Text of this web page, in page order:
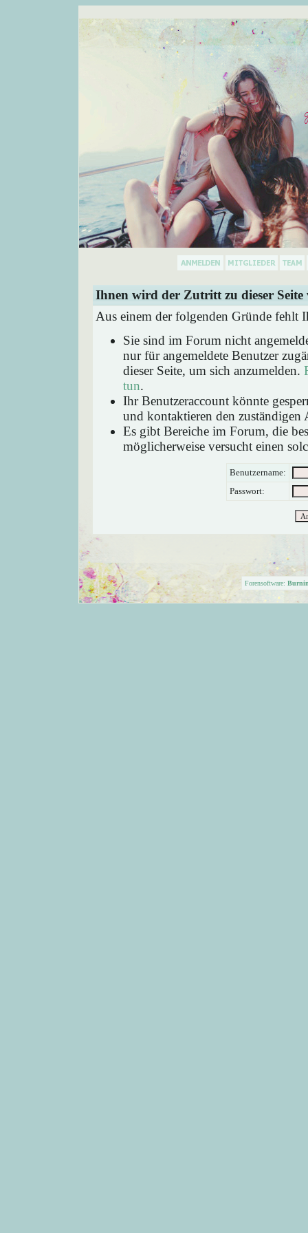
Ihnen wird der Zutritt zu dieser Seite
Aus einem der folgenden Gründe fehlt
Sie sind im Forum nicht
nur für angemeldete Benutzer
dieser Seite, um sich anzumelden.
tun.
Ihr Benutzeraccount könnte
und kontaktieren den zuständigen
Es gibt Bereiche im Forum, die
möglicherweise versucht einen
Benutzername:
Passwort:
Forensoftware: